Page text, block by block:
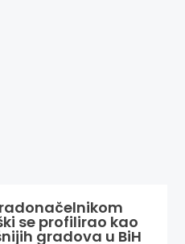
se profilirao kao
gradova u BiH